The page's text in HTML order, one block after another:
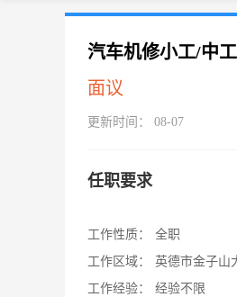
汽车机修小工/中工
面议
更新时间： 08-07
任职要求
工作性质：
全职
工作区域：
英德市金子山
工作经验：
经验不限